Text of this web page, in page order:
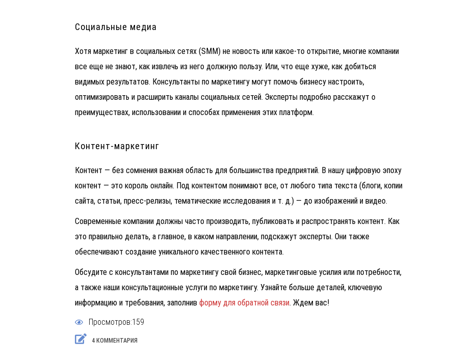
Социальные медиа
Хотя маркетинг в социальных сетях (SMM) не новость или какое-то открытие, многие компании
все еще не знают, как извлечь из него должную пользу. Или, что еще хуже, как добиться
видимых результатов. Консультанты по маркетингу могут помочь бизнесу настроить,
оптимизировать и расширить каналы социальных сетей. Эксперты подробно расскажут о
преимуществах, использовании и способах применения этих платформ.
Контент-маркетинг
Контент — без сомнения важная область для большинства предприятий. В нашу цифровую эпоху
контент — это король онлайн. Под контентом понимают все, от любого типа текста (блоги, копии
сайта, статьи, пресс-релизы, тематические исследования и т. д.) — до изображений и видео.
Современные компании должны часто производить, публиковать и распространять контент. Как
это правильно делать, а главное, в каком направлении, подскажут эксперты. Они также
обеспечивают создание уникального качественного контента.
Обсудите с консультантами по маркетингу свой бизнес, маркетинговые усилия или потребности,
а также наши консультационные услуги по маркетингу. Узнайте больше деталей, ключевую
информацию и требования, заполнив форму для обратной связи. Ждем вас!
Просмотров:159
4 КОММЕНТАРИЯ